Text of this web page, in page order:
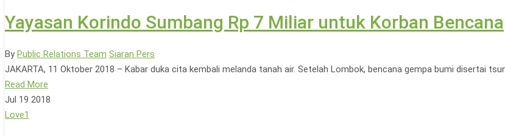
Yayasan Korindo Sumbang Rp 7 Miliar untuk Korban Bencana
By Public Relations Team Siaran Pers
JAKARTA, 11 Oktober 2018 – Kabar duka cita kembali melanda tanah air. Setelah Lombok, bencana gempa bumi disertai
Read More
Jul 19 2018
Love1